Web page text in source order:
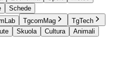
Schede
TgcomMag
TgTech
Skuola Cultura
Animali